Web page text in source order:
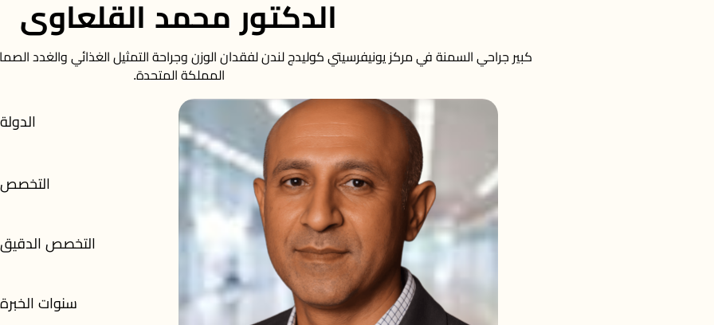
الدكتور محمد القلعاوى
كبير جراحي السمنة في مركز يونيفرسيتي كوليدج لندن لفقدان الوزن وجراحة التمثيل الغذائي والغدد
المملكة المتحدة.
الدولة
التخصص
التخصص الدقيق
سنوات الخبرة